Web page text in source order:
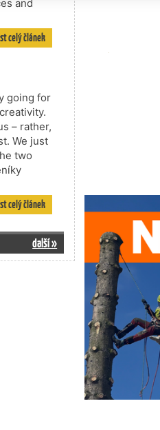
and
celý článek
going for
– rather,
We just
two
celý článek
další »